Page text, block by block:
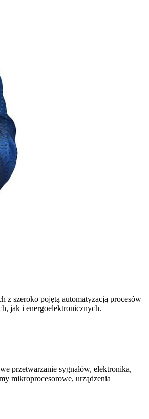
z szeroko pojętą automatyzacją procesów
jak i energoelektronicznych.
przetwarzanie sygnałów, elektronika,
mikroprocesorowe, urządzenia